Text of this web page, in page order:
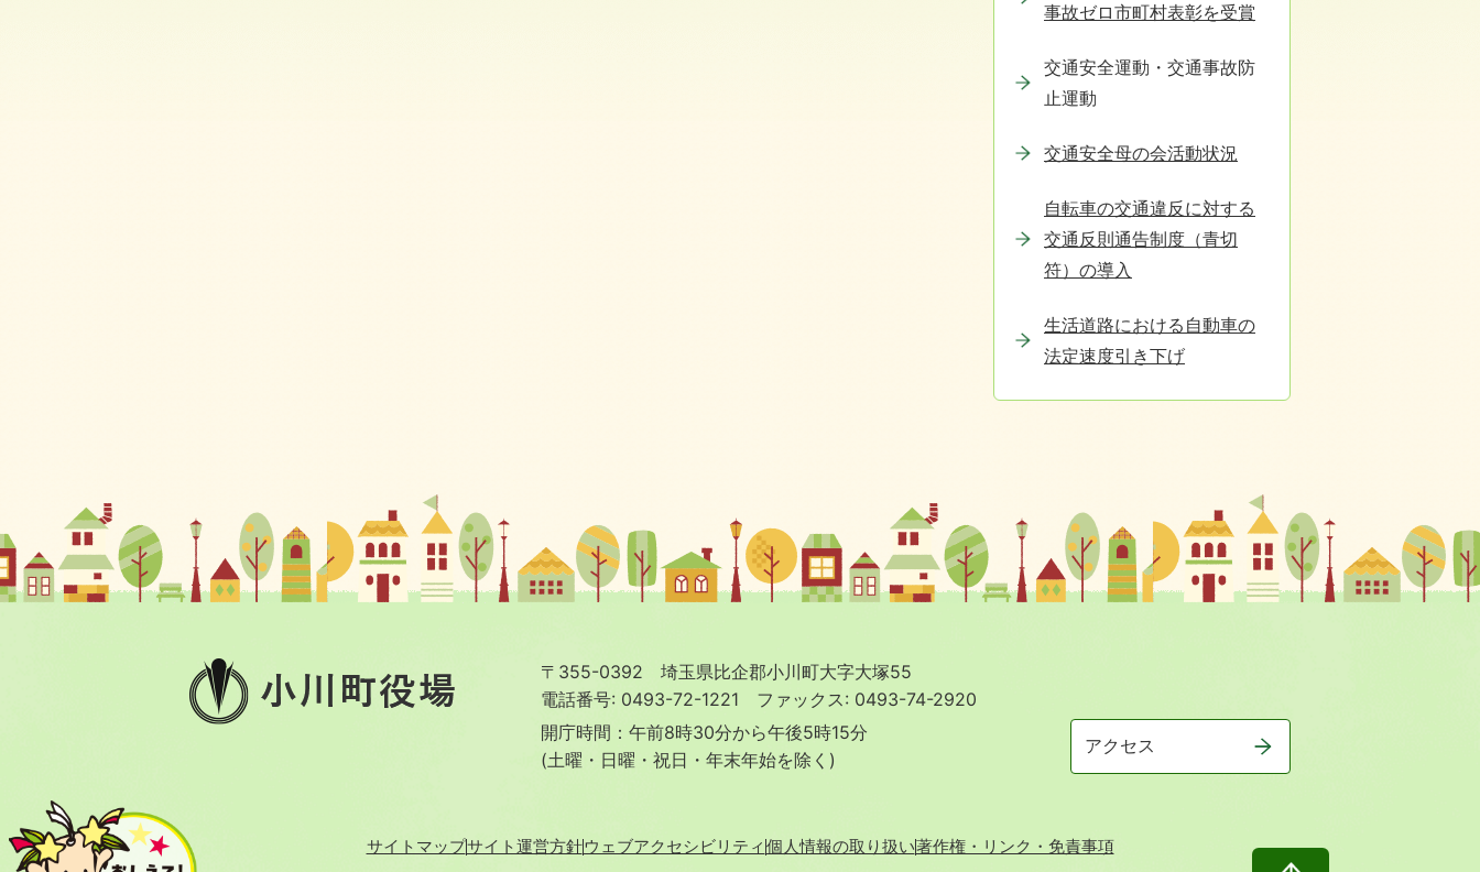
事故ゼロ市町村表彰を受賞
交通安全運動・交通事故防
止運動
交通安全母の会活動状況
自転車の交通違反に対する
交通反則通告制度（青切
符）の導入
生活道路における自動車の
法定速度引き下げ
小
川
町
〒355-0392 埼玉県比企郡小川町大字大塚55
電話番号: 0493-72-1221 ファックス: 0493-74-2920
開庁時間：午前8時30分から午後5時15分
(土曜・日曜・祝日・年末年始を除く)
アクセス
サイトマップサイト運営方針ウェブアクセシビリティ個人情報の取り扱い著作権・リンク・免責事項